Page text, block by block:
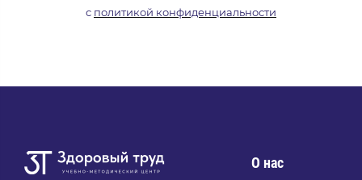
с политикой конфиденциальности
О нас